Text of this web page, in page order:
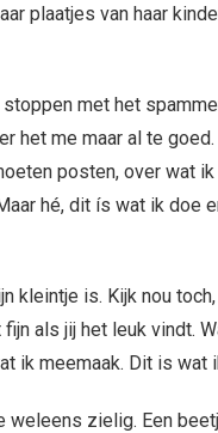
plaatjes van haar
met het
het me maar al te
posten, over wat ik
hé, dit ís wat ik doe
kleintje is. Kijk nou
fijn als jij het leuk vindt.
ik meemaak. Dit is wat
weleens zielig. Een